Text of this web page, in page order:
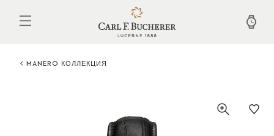
основному
MANERO КОЛЛЕКЦИЯ